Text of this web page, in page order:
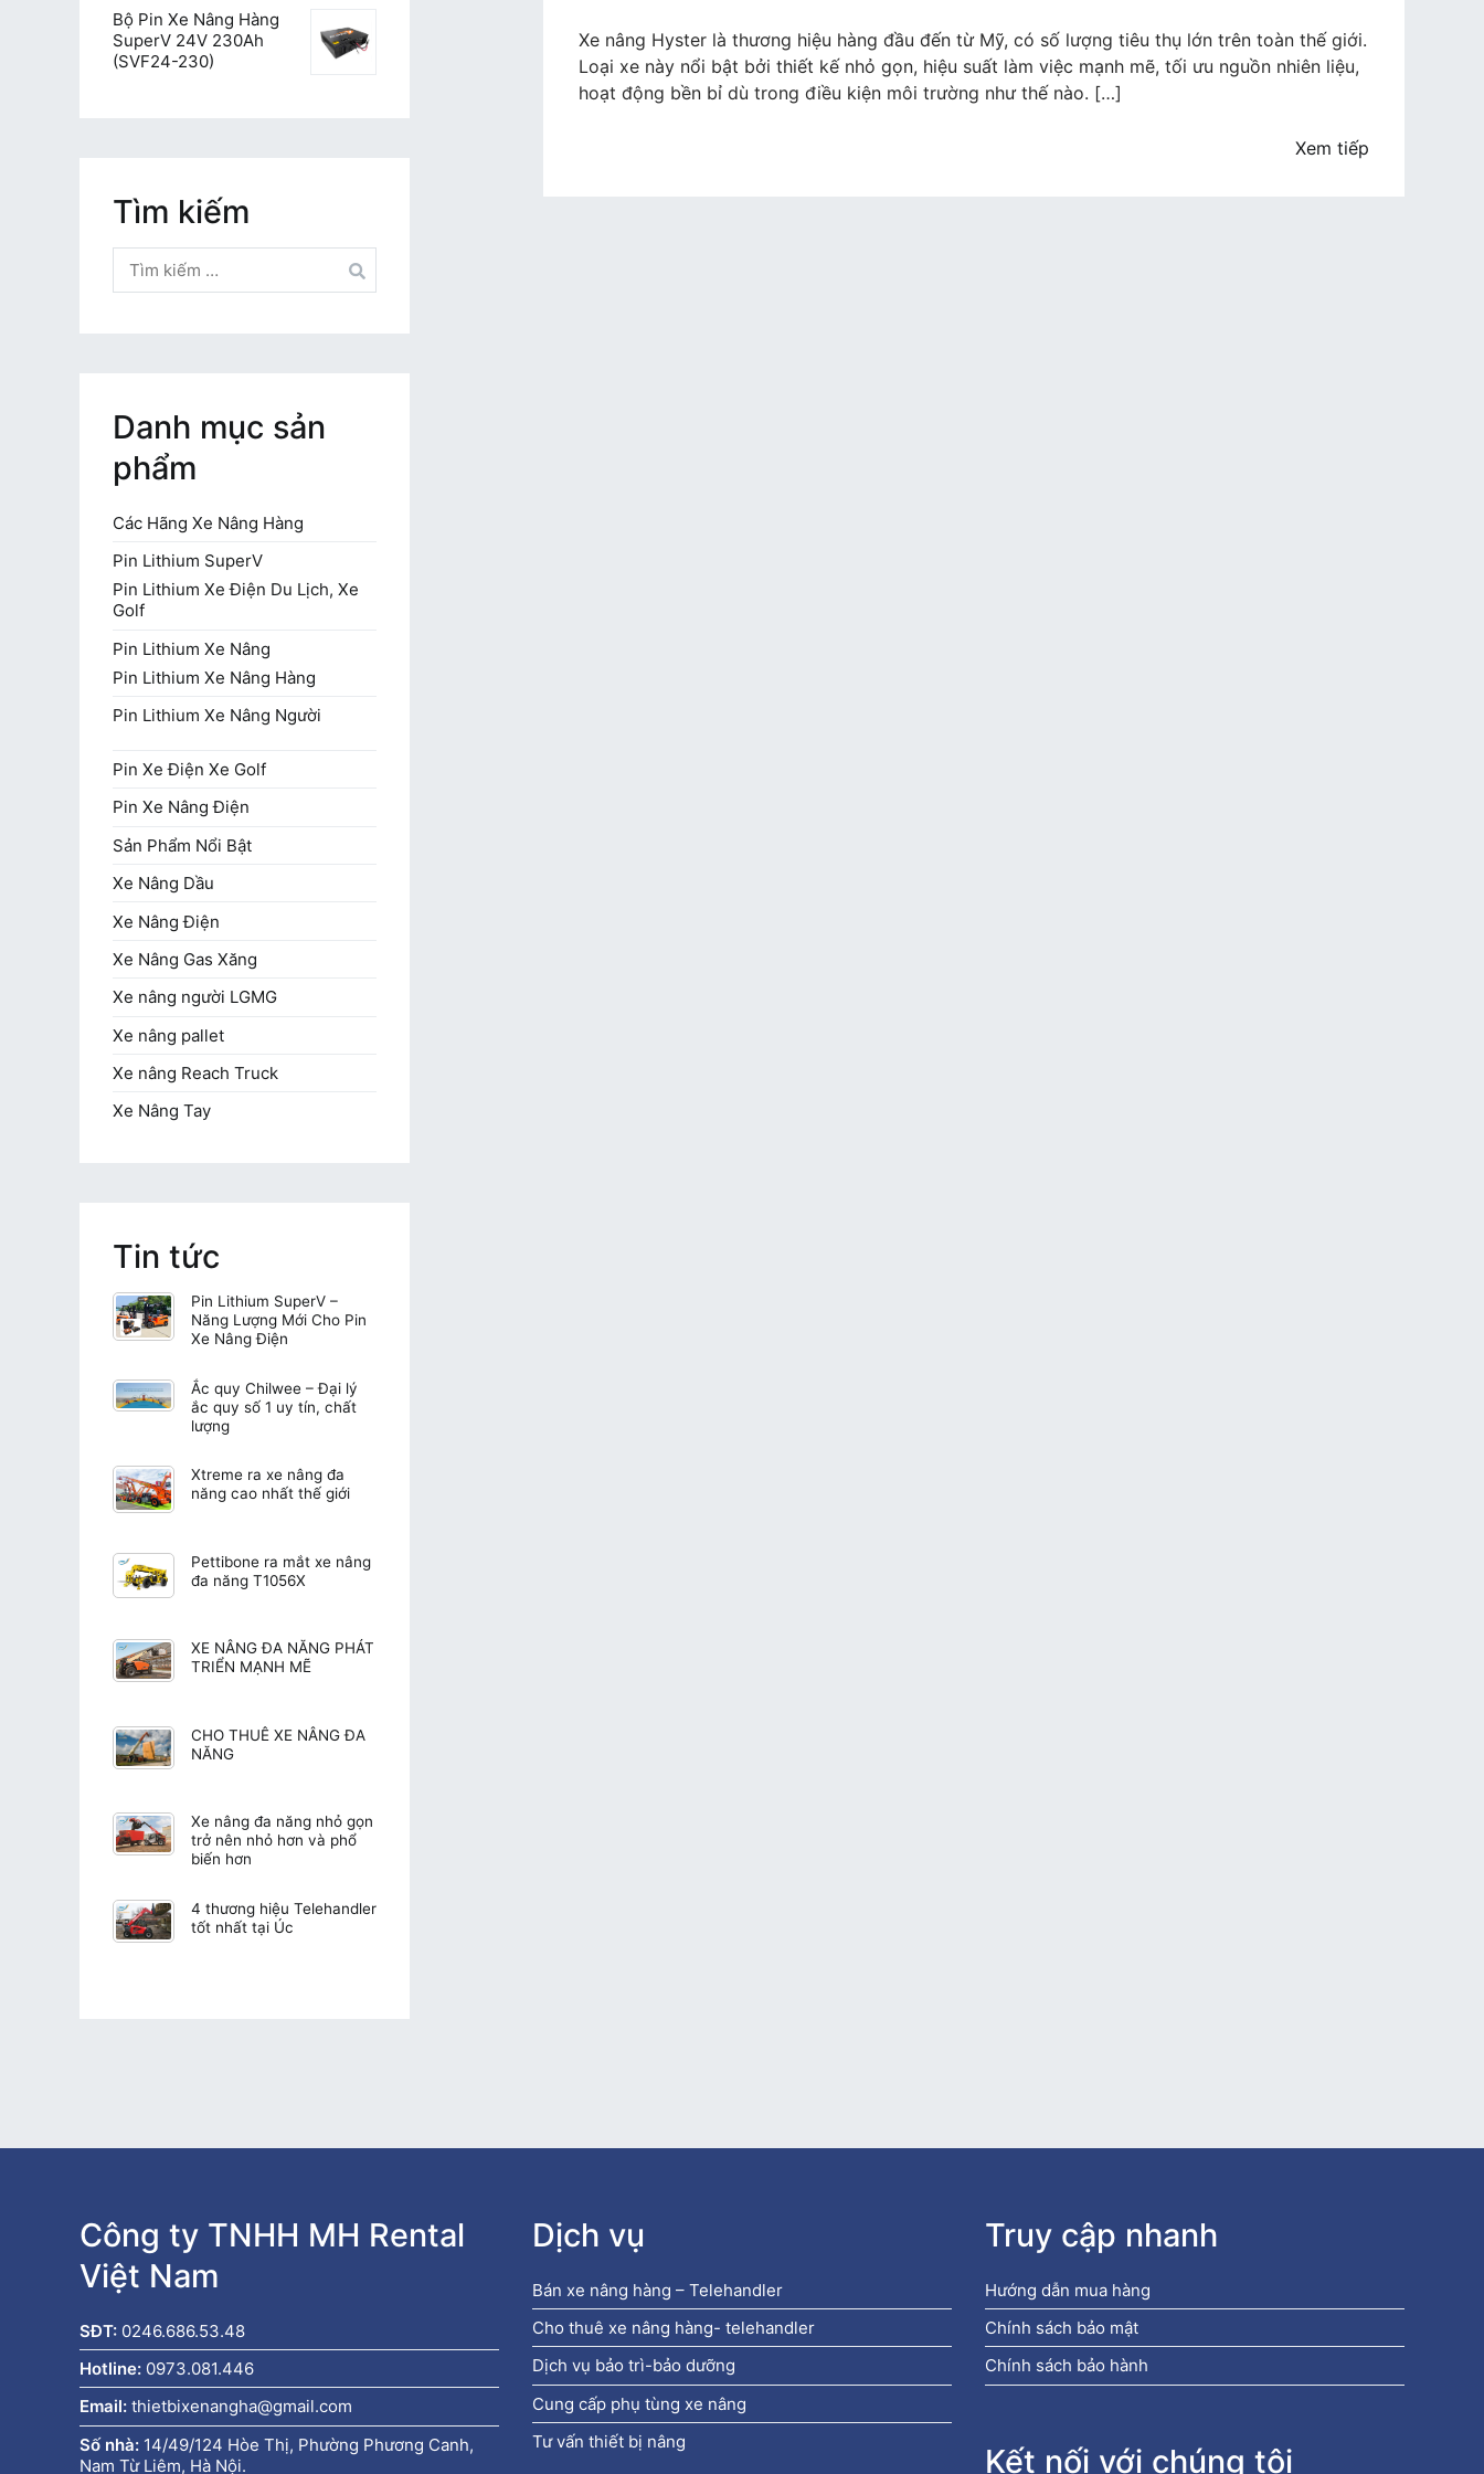
nâng
Hyster
–
Xe nâng Hyster là thương hiệu hàng đầu đến từ Mỹ, có số lượng tiêu thụ lớn trên toàn thế giới.
Loại xe này nổi bật bởi thiết kế nhỏ gọn, hiệu suất làm việc mạnh mẽ, tối ưu nguồn nhiên liệu,
hoạt động bền bỉ dù trong điều kiện môi trường như thế nào. […]
Xem tiếp
Bộ Pin Xe Nâng Hàng
SuperV 24V 230Ah
(SVF24-230)
Tìm kiếm
kiếm
cho:
Danh mục sản
phẩm
Các Hãng Xe Nâng Hàng
Pin Lithium SuperV
Pin Lithium Xe Điện Du Lịch, Xe
Golf
Pin Lithium Xe Nâng
Pin Lithium Xe Nâng Hàng
Pin Lithium Xe Nâng Người
Pin Xe Điện Xe Golf
Pin Xe Nâng Điện
Sản Phẩm Nổi Bật
Xe Nâng Dầu
Xe Nâng Điện
Xe Nâng Gas Xăng
Xe nâng người LGMG
Xe nâng pallet
Xe nâng Reach Truck
Xe Nâng Tay
Tin tức
Pin Lithium SuperV –
Năng Lượng Mới Cho Pin
Xe Nâng Điện
Ắc quy Chilwee – Đại lý
ắc quy số 1 uy tín, chất
lượng
Xtreme ra xe nâng đa
năng cao nhất thế giới
Pettibone ra mắt xe nâng
đa năng T1056X
XE NÂNG ĐA NĂNG PHÁT
TRIỂN MẠNH MẼ
CHO THUÊ XE NÂNG ĐA
NĂNG
Xe nâng đa năng nhỏ gọn
trở nên nhỏ hơn và phổ
biến hơn
4 thương hiệu Telehandler
tốt nhất tại Úc
Công ty TNHH MH Rental
Việt Nam
SĐT: 0246.686.53.48
Hotline: 0973.081.446
Email: thietbixenangha@gmail.com
Số nhà: 14/49/124 Hòe Thị, Phường Phương Canh,
Nam Từ Liêm, Hà Nội.
Dịch vụ
Bán xe nâng hàng – Telehandler
Cho thuê xe nâng hàng- telehandler
Dịch vụ bảo trì-bảo dưỡng
Cung cấp phụ tùng xe nâng
Tư vấn thiết bị nâng
Truy cập nhanh
Hướng dẫn mua hàng
Chính sách bảo mật
Chính sách bảo hành
Kết nối với chúng tôi